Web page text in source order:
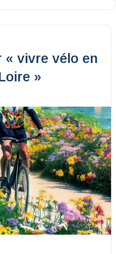
« vivre vélo en
»